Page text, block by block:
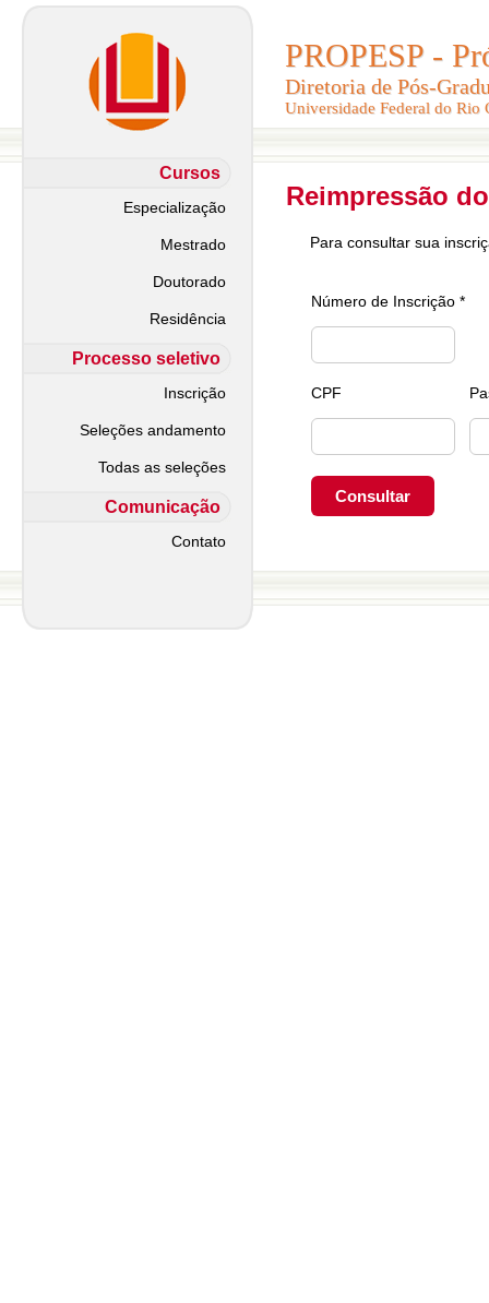
PROPESP -
Diretoria de Pós-
Universidade Federal do Rio
PROPESP -
Diretoria de Pós-
Universidade Federal do Rio
Cursos
Especialização
Mestrado
Doutorado
Residência
Processo seletivo
Inscrição
Seleções andamento
Todas as seleções
Comunicação
Contato
Reimpressão
Para consultar sua
Número de Inscrição *
CPF